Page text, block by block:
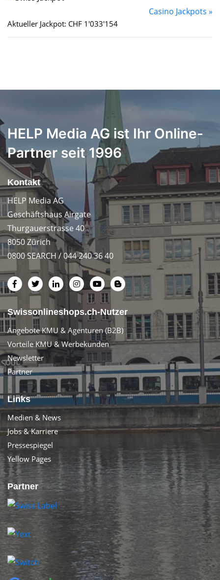
Casino Jackpots »
Aktueller Jackpot: CHF 1'033'154
HELP Media AG ist Ihr Online-
Partner seit 1996
Kontakt
HELP Media AG
Geschäftshaus Airgate
Thurgauerstrasse 40
8050 Zürich
0800 SEARCH / 044 240 36 40
Swissonlineshops.ch-Nutzer
Angebote KMU & Agenturen (B2B)
Vorteile KMU & Werbekunden
Newsletter
Partner
Links
Medien & News
Jobs & Karriere
Pressespiegel
Yellow Pages
Partner